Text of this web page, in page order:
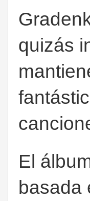
quizás
El
basada